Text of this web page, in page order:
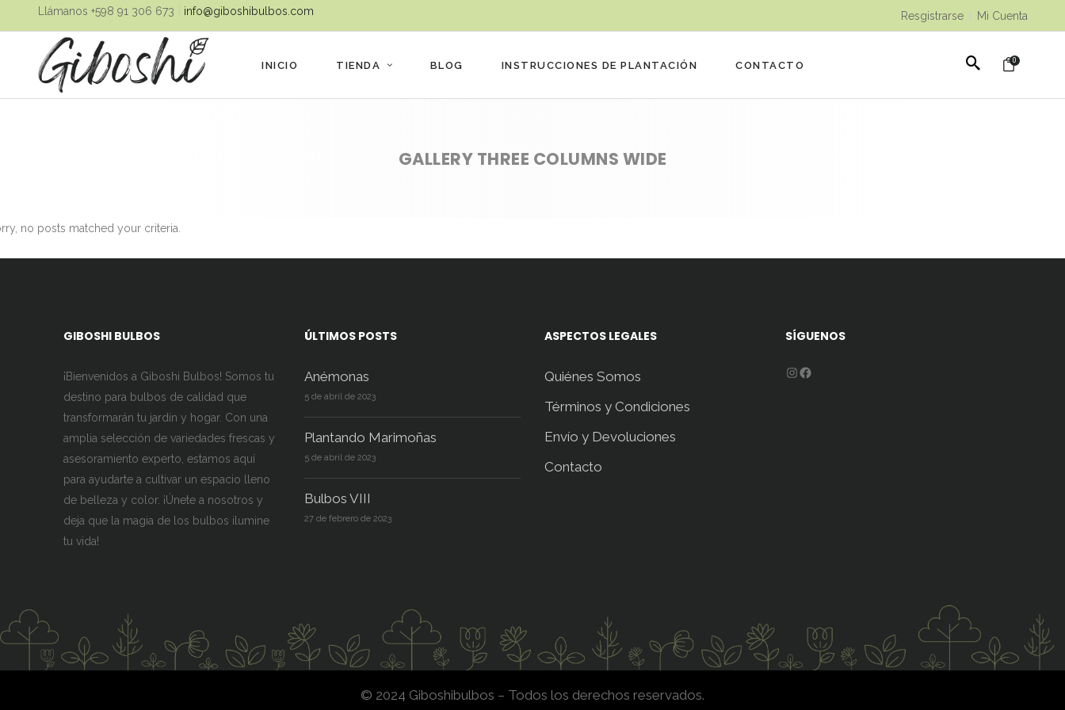
Llámanos ‪+598 91 306 673‬ info@giboshibulbos.com Resgistrarse Mi Cuenta
INICIO TIENDA BLOG INSTRUCCIONES DE PLANTACIÓN CONTACTO 0
GALLERY THREE COLUMNS WIDE
no posts matched your criteria.
GIBOSHI BULBOS
¡Bienvenidos a Giboshi Bulbos! Somos tu
destino para bulbos de calidad que
transformarán tu jardín y hogar. Con una
amplia selección de variedades frescas y
asesoramiento experto, estamos aquí
para ayudarte a cultivar un espacio lleno
de belleza y color. ¡Únete a nosotros y
deja que la magia de los bulbos ilumine
tu vida!
ÚLTIMOS POSTS
Anémonas
5 de abril de 2023
Plantando Marimoñas
5 de abril de 2023
Bulbos VIII
27 de febrero de 2023
ASPECTOS LEGALES
Quiénes Somos
Términos y Condiciones
Envío y Devoluciones
Contacto
SÍGUENOS
Instagram
Facebook
© 2024 Giboshibulbos – Todos los derechos reservados.